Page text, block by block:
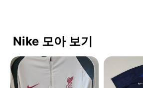
Nike 모아 보기